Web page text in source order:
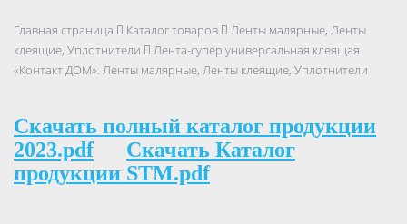
Главная страница Каталог товаров
Ленты малярные, Ленты
клеящие, Уплотнители
Лента-супер универсальная клеящая
«Контакт ДОМ». Ленты малярные, Ленты клеящие, Уплотнители
Скачать полный каталог продукции
2023.pdf
Скачать Каталог
продукции STM.pdf